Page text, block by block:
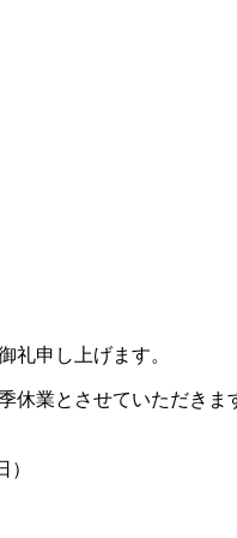
礼申し上げます。
休業とさせていただきま